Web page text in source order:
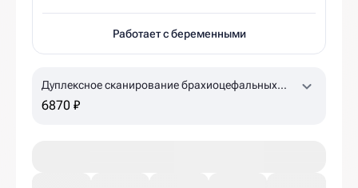
Работает с беременными
Дуплексное сканирование брахиоцефальных
артерий, лучевых артерий с проведением
6870 ₽